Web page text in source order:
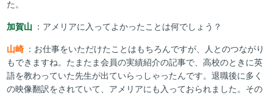
た。
加賀山 ：アメリアに入ってよかったことは何でしょう？
山崎 ：お仕事をいただけたことはもちろんですが、人とのつながり
もできますね。たまたま会員の実績紹介の記事で、高校のときに英
語を教わっていた先生が出ていらっしゃったんです。退職後に多く
の映像翻訳をされていて、アメリアにも入っておられました。その